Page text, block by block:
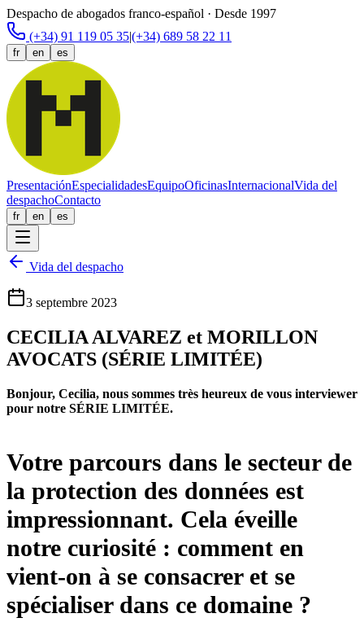
Despacho de abogados franco-español · Desde 1997
(+34) 91 119 05 35|(+34) 689 58 22 11
fr en es
PresentaciónEspecialidadesEquipoOficinasInternacionalVida del
despachoContacto
fr en es
Vida del despacho
3 septembre 2023
CECILIA ALVAREZ et MORILLON
AVOCATS (SÉRIE LIMITÉE)
Bonjour, Cecilia, nous sommes très heureux de vous interviewer
pour notre SÉRIE LIMITÉE.
Votre parcours dans le secteur de
la protection des données est
impressionnant. Cela éveille
notre curiosité : comment en
vient-on à se consacrer et se
spécialiser dans ce domaine ?